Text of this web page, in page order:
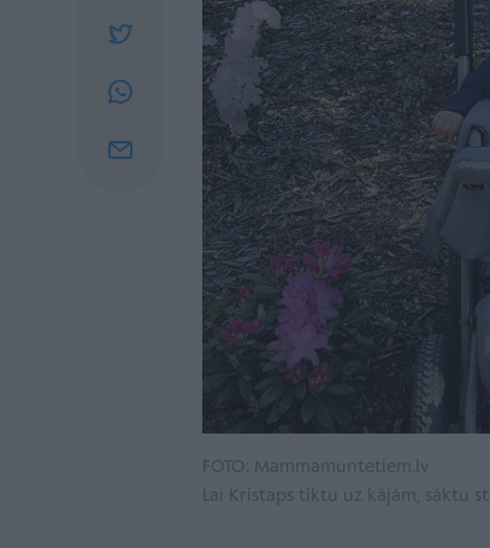
FOTO: Mammamuntetiem.lv
Lai Kristaps tiktu uz kājām, sāktu